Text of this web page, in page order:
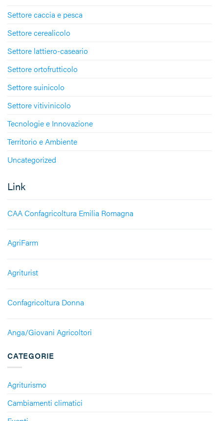
Settore caccia e pesca
Settore cerealicolo
Settore lattiero-caseario
Settore ortofrutticolo
Settore suinicolo
Settore vitivinicolo
Tecnologie e Innovazione
Territorio e Ambiente
Uncategorized
Link
CAA Confagricoltura Emilia Romagna
AgriFarm
Agriturist
Confagricoltura Donna
Anga/Giovani Agricoltori
CATEGORIE
Agriturismo
Cambiamenti climatici